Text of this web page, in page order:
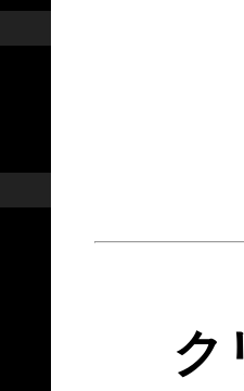
ク